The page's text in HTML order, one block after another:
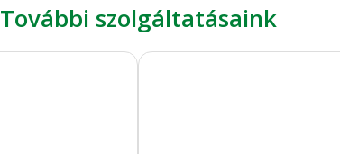
További szolgáltatásaink